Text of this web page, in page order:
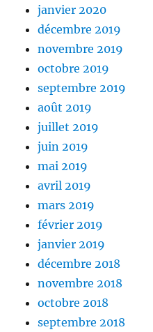
janvier 2020
décembre 2019
novembre 2019
octobre 2019
septembre 2019
août 2019
juillet 2019
juin 2019
mai 2019
avril 2019
mars 2019
février 2019
janvier 2019
décembre 2018
novembre 2018
octobre 2018
septembre 2018